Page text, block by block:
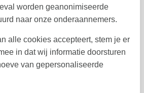
Bezet Aankomst mogelijk
worden geanonimiseerde
naar onze onderaannemers.
alle cookies accepteert, stem je er
in dat wij informatie doorsturen
van gepersonaliseerde